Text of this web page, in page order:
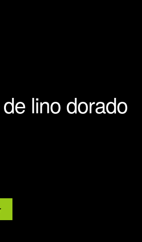
lino dorado